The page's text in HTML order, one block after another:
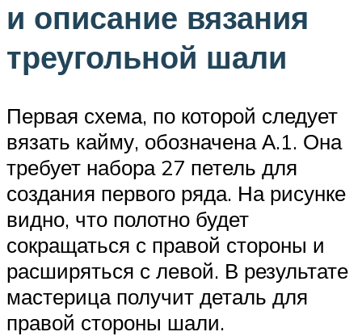
и описание вязания
треугольной шали
Первая схема, по которой следует
вязать кайму, обозначена А.1. Она
требует набора 27 петель для
создания первого ряда. На рисунке
видно, что полотно будет
сокращаться с правой стороны и
расширяться с левой. В результате
мастерица получит деталь для
правой стороны шали.